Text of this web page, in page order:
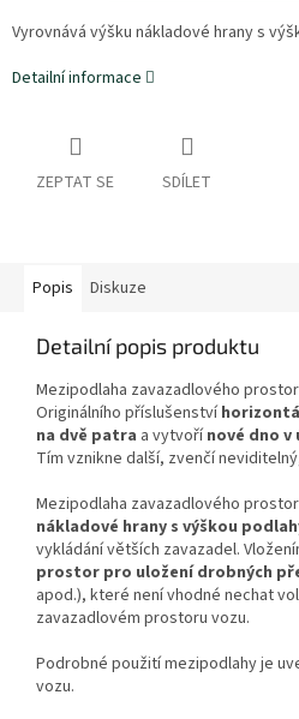
Vyrovnává výšku nákladové hrany s
Detailní informace
ZEPTAT SE SDÍLET
Popis Diskuze
Detailní popis produktu
Mezipodlaha zavazadlového
Originálního příslušenství
na dvě patra a vytvoří nové dno
Tím vznikne další, zvenčí
Mezipodlaha zavazadlového
nákladové hrany s výškou
vykládání větších zavazadel.
prostor pro uložení drobných
apod.), které není vhodné nechat
zavazadlovém prostoru vozu.
Podrobné použití mezipodlahy je
vozu.